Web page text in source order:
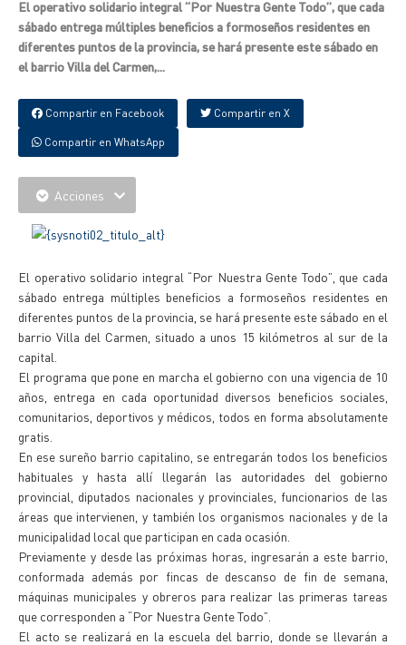
El operativo solidario integral “Por Nuestra Gente Todo”, que cada
sábado entrega múltiples beneficios a formoseños residentes en
diferentes puntos de la provincia, se hará presente este sábado en
el barrio Villa del Carmen,...
Compartir en Facebook Compartir en X
Compartir en WhatsApp
Acciones
El operativo solidario integral “Por Nuestra Gente Todo”, que cada
sábado entrega múltiples beneficios a formoseños residentes en
diferentes puntos de la provincia, se hará presente este sábado en el
barrio Villa del Carmen, situado a unos 15 kilómetros al sur de la
capital.
El programa que pone en marcha el gobierno con una vigencia de 10
años, entrega en cada oportunidad diversos beneficios sociales,
comunitarios, deportivos y médicos, todos en forma absolutamente
gratis.
En ese sureño barrio capitalino, se entregarán todos los beneficios
habituales y hasta allí llegarán las autoridades del gobierno
provincial, diputados nacionales y provinciales, funcionarios de las
áreas que intervienen, y también los organismos nacionales y de la
municipalidad local que participan en cada ocasión.
Previamente y desde las próximas horas, ingresarán a este barrio,
conformada además por fincas de descanso de fin de semana,
máquinas municipales y obreros para realizar las primeras tareas
que corresponden a “Por Nuestra Gente Todo”.
El acto se realizará en la escuela del barrio, donde se llevarán a